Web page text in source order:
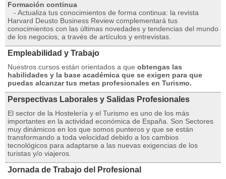
Formación continua
- Actualiza tus conocimientos de forma continua: la revista
Harvard Deusto Business Review complementará tus
conocimientos con las últimas novedades y tendencias del mundo
de los negocios, a través de artículos y entrevistas.
Empleabilidad y Trabajo
Nuestros cursos están orientados a que obtengas las
habilidades y la base académica que se exigen para que
puedas alcanzar tus metas profesionales en Turismo.
Perspectivas Laborales y Salidas Profesionales
El sector de la Hostelería y el Turismo es uno de los más
importantes en la actividad económica de España. Son Sectores
muy dinámicos en los que somos punteros y que se están
transformando a toda velocidad debido a los cambios
tecnológicos para adaptarse a las nuevas exigencias de los
turistas y/o viajeros.
Jornada de Trabajo del Profesional